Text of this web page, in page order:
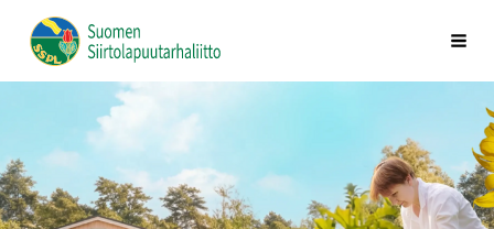
Siirry
sivun
Suomen Siirtolapuutarhaliitto ry